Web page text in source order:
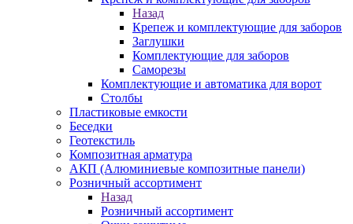
Назад
Крепеж и комплектующие для заборов
Заглушки
Комплектующие для заборов
Саморезы
Комплектующие и автоматика для ворот
Столбы
Пластиковые емкости
Беседки
Геотекстиль
Композитная арматура
АКП (Алюминиевые композитные панели)
Розничный ассортимент
Назад
Розничный ассортимент